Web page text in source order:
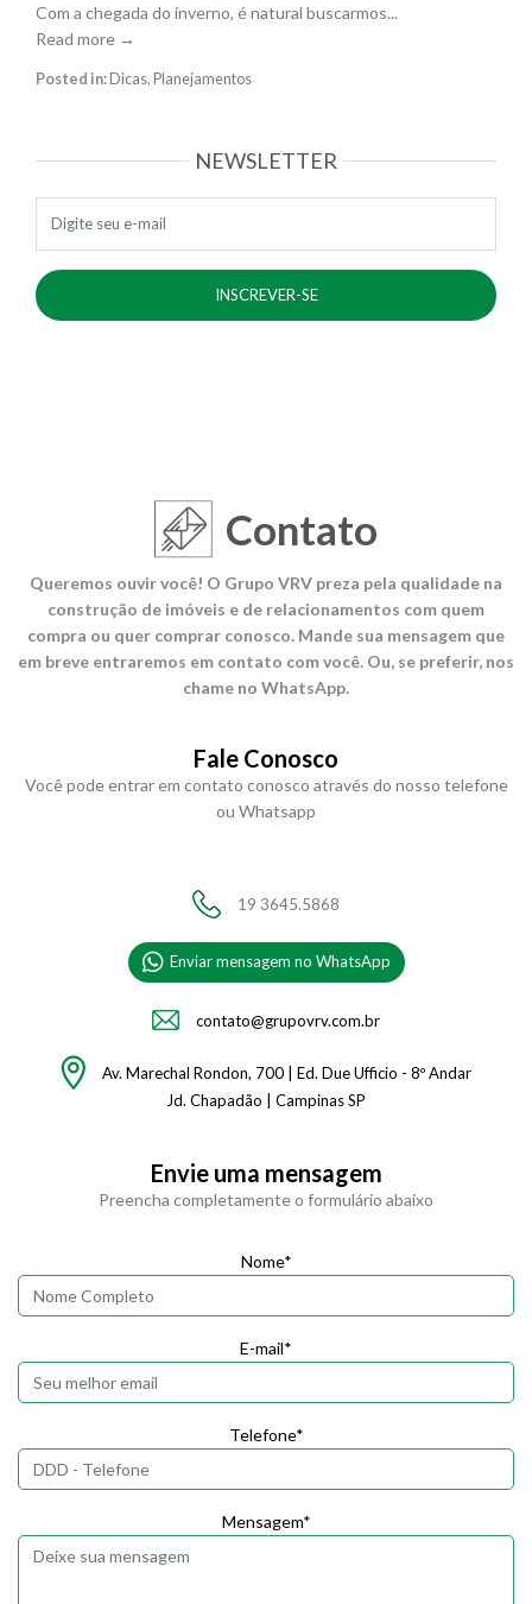
Com a chegada do inverno, é natural buscarmos...
Read more →
Posted in: Dicas, Planejamentos
NEWSLETTER
Contato
Queremos ouvir você! O Grupo VRV preza pela qualidade na
construção de imóveis e de relacionamentos com quem
compra ou quer comprar conosco. Mande sua mensagem que
em breve entraremos em contato com você. Ou, se preferir, nos
chame no WhatsApp.
Fale Conosco
Você pode entrar em contato conosco através do nosso telefone
ou Whatsapp
19 3645.5868
Enviar mensagem no WhatsApp
contato@grupovrv.com.br
Av. Marechal Rondon, 700 | Ed. Due Ufficio - 8º Andar
Jd. Chapadão | Campinas SP
Envie uma mensagem
Preencha completamente o formulário abaixo
Nome*
E-mail*
Telefone*
Mensagem*